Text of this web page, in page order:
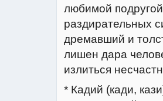
любимой
раздирательных
дремавший и
лишен дара
излиться
* Кадий (кади,